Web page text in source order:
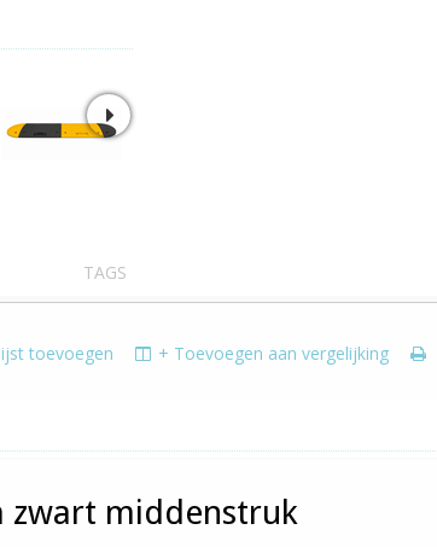
TAGS
toevoegen + Toevoegen aan vergelijking
zwart middenstruk